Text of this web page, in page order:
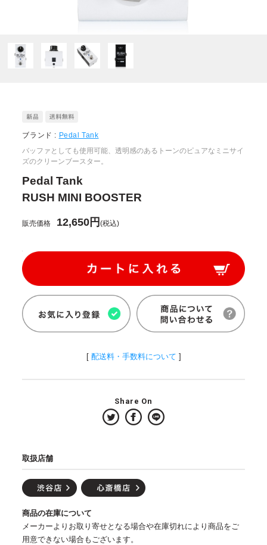
ブランド : Pedal Tank
バッファとしても使用可能、透明感のあるトーンのピュアなミニサイ
ズのクリーンブースター。
Pedal Tank
RUSH MINI BOOSTER
販売価格 12,650円(税込)
[ 配送料・手数料について ]
Share On
取扱店舗
商品の在庫について
メーカーよりお取り寄せとなる場合や在庫切れにより商品をご
用意できない場合もございます。